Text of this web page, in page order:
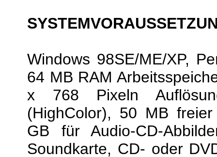
Windows 98SE/ME/XP,
64 MB RAM
x 768 Pixeln
(HighColor), 50 MB
GB für Audio-CD-
Soundkarte, CD- oder